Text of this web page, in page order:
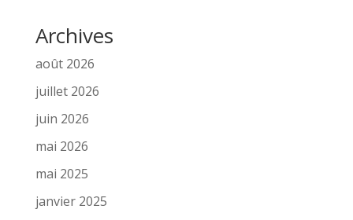
Archives
août 2026
juillet 2026
juin 2026
mai 2026
mai 2025
janvier 2025